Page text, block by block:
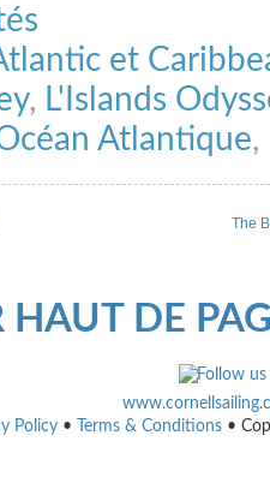
et
, L'Islands
Atlantique,
The
HAUT DE
Policy • Terms & Conditions •